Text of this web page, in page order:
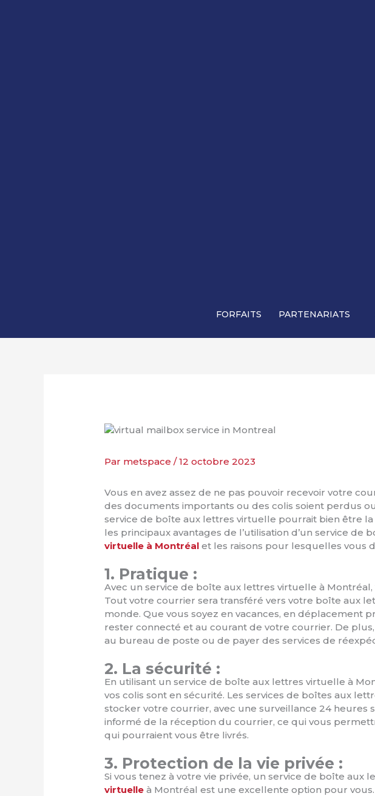
FORFAITS PARTENARIATS
Par metspace/12 octobre 2023
Vous en avez assez de ne pas pouvoir recevoir votre
des documents importants ou des colis soient perdus
service de boîte aux lettres virtuelle pourrait bien être
les principaux avantages de l’utilisation d’un service
virtuelle à Montréal et les raisons pour lesquelles vous
1. Pratique :
Avec un service de boîte aux lettres virtuelle à Montréal,
Tout votre courrier sera transféré vers votre boîte aux
monde. Que vous soyez en vacances, en déplacement
rester connecté et au courant de votre courrier. De
au bureau de poste ou de payer des services de
2. La sécurité :
En utilisant un service de boîte aux lettres virtuelle à
vos colis sont en sécurité. Les services de boîtes aux
stocker votre courrier, avec une surveillance 24 heures
informé de la réception du courrier, ce qui vous
qui pourraient vous être livrés.
3. Protection de la vie privée :
Si vous tenez à votre vie privée, un service de boîte
virtuelle à Montréal est une excellente option pour